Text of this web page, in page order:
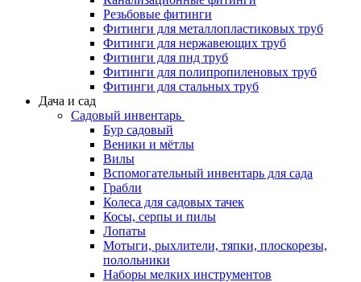
Резьбовые фитинги
Фитинги для металлопластиковых труб
Фитинги для нержавеющих труб
Фитинги для пнд труб
Фитинги для полипропиленовых труб
Фитинги для стальных труб
Дача и сад
Садовый инвентарь
Бур садовый
Веники и мётлы
Вилы
Вспомогательный инвентарь для сада
Грабли
Колеса для садовых тачек
Косы, серпы и пилы
Лопаты
Мотыги, рыхлители, тяпки, плоскорезы,
полольники
Наборы мелких инструментов